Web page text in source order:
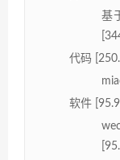
基
代码
软件